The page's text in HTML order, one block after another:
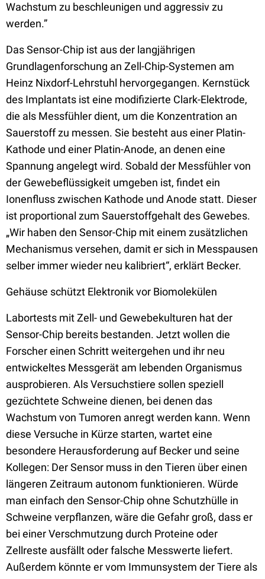
Wachstum zu beschleunigen und aggressiv zu
werden.”
Das Sensor-Chip ist aus der langjährigen
Grundlagenforschung an Zell-Chip-Systemen am
Heinz Nixdorf-Lehrstuhl hervorgegangen. Kernstück
des Implantats ist eine modifizierte Clark-Elektrode,
die als Messfühler dient, um die Konzentration an
Sauerstoff zu messen. Sie besteht aus einer Platin-
Kathode und einer Platin-Anode, an denen eine
Spannung angelegt wird. Sobald der Messfühler von
der Gewebeflüssigkeit umgeben ist, findet ein
Ionenfluss zwischen Kathode und Anode statt. Dieser
ist proportional zum Sauerstoffgehalt des Gewebes.
„Wir haben den Sensor-Chip mit einem zusätzlichen
Mechanismus versehen, damit er sich in Messpausen
selber immer wieder neu kalibriert“, erklärt Becker.
Gehäuse schützt Elektronik vor Biomolekülen
Labortests mit Zell- und Gewebekulturen hat der
Sensor-Chip bereits bestanden. Jetzt wollen die
Forscher einen Schritt weitergehen und ihr neu
entwickeltes Messgerät am lebenden Organismus
ausprobieren. Als Versuchstiere sollen speziell
gezüchtete Schweine dienen, bei denen das
Wachstum von Tumoren anregt werden kann. Wenn
diese Versuche in Kürze starten, wartet eine
besondere Herausforderung auf Becker und seine
Kollegen: Der Sensor muss in den Tieren über einen
längeren Zeitraum autonom funktionieren. Würde
man einfach den Sensor-Chip ohne Schutzhülle in
Schweine verpflanzen, wäre die Gefahr groß, dass er
bei einer Verschmutzung durch Proteine oder
Zellreste ausfällt oder falsche Messwerte liefert.
Außerdem könnte er vom Immunsystem der Tiere als